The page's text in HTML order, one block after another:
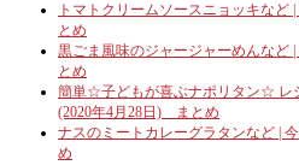
トマトクリームソースニョッキなど
とめ
黒ごま風味のジャージャーめんなど
とめ
簡単☆子どもが喜ぶナポリタン☆ レ
(2020年4月28日) まとめ
ナスのミートカレーグラタンなど |
め